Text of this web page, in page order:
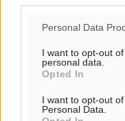
Personal Data
I want to opt-out
personal data.
Opted In
I want to opt-out
Personal Data.
Τριήμερο εξόδου:
Ειδήσεις• πριν 3 ώρες
Τι αλλάζει το
Τοπικές Ειδήσεις• πριν